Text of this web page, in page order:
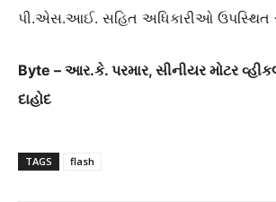
પી.એસ.આઈ. સહિત અધિકારીઓ ઉપસ્થિત
Byte – આર.કે. પરમાર, સીનીયર મોટર
દાહોદ
TAGS flash